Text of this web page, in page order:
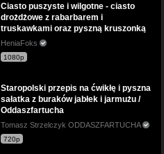
Ciasto puszyste i wilgotne - ciasto
drożdżowe z rabarbarem i
truskawkami oraz pyszną kruszonką
HeniaFoks
1080p
Staropolski przepis na ćwikłę i pyszna
sałatka z buraków jabłek i jarmużu /
Oddaszfartucha
Tomasz Strzelczyk ODDASZFARTUCHA
720p